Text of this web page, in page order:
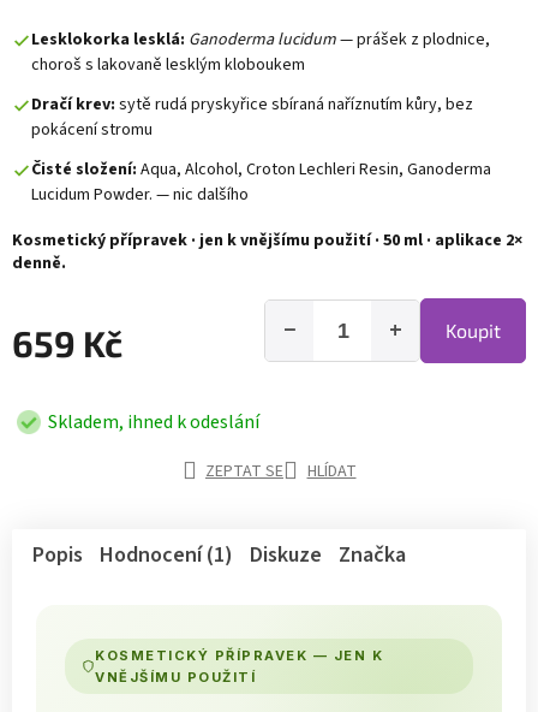
Lesklokorka lesklá: Ganoderma lucidum— prášek z plodnice,
choroš s lakovaně lesklým kloboukem
Dračí krev: sytě rudá pryskyřice sbíraná naříznutím kůry, bez
pokácení stromu
Čisté složení: Aqua, Alcohol, Croton Lechleri Resin, Ganoderma
Lucidum Powder. — nic dalšího
Kosmetický přípravek · jen k vnějšímu použití · 50 ml · aplikace 2×
denně.
659 Kč +
− Koupit
Skladem, ihned k odeslání
ZEPTAT SE HLÍDAT
Popis Hodnocení (1) Diskuze Značka
KOSMETICKÝ PŘÍPRAVEK — JEN K
VNĚJŠÍMU POUŽITÍ